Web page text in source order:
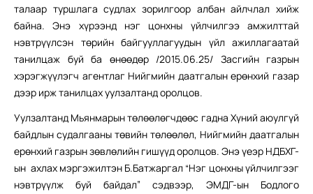
талаар туршлага судлах зорилгоор албан айлчлал хийж
байна. Энэ хүрээнд нэг цонхны үйлчилгээ амжилттай
нэвтрүүлсэн төрийн байгууллагуудын үйл ажиллагаатай
танилцаж буй ба өнөөдөр /2015.06.25/ Засгийн газрын
хэрэгжүүлэгч агентлаг Нийгмийн даатгалын ерөнхий газар
дээр ирж танилцах уулзалтанд оролцов.
Уулзалтанд Мьянмарын төлөөлөгчдөөс гадна Хүний аюулгүй
байдлын судалгааны төвийн төлөөлөл, Нийгмийн даатгалын
ерөнхий газрын зөвлөлийн гишүүд оролцов. Энэ үеэр НДБХГ-
ын ахлах мэргэжилтэн Б.Батжаргал “Нэг цонхны үйлчилгээг
нэвтрүүлж буй байдал” сэдвээр, ЭМДГ-ын Бодлого